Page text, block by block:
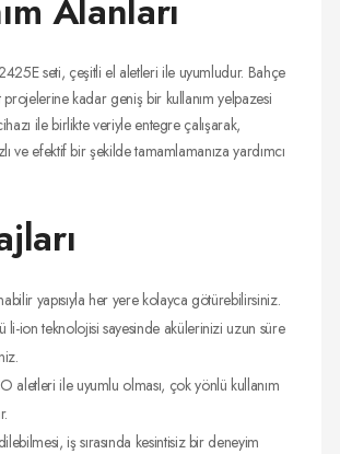
Alanları
seti, çeşitli el aletleri ile uyumludur. Bahçe
kadar geniş bir kullanım yelpazesi
ile birlikte veriyle entegre çalışarak,
ve efektif bir şekilde tamamlamanıza yardımcı
yapısıyla her yere kolayca götürebilirsiniz.
li-ion teknolojisi sayesinde akülerinizi uzun süre
aletleri ile uyumlu olması, çok yönlü kullanım
iş sırasında kesintisiz bir deneyim